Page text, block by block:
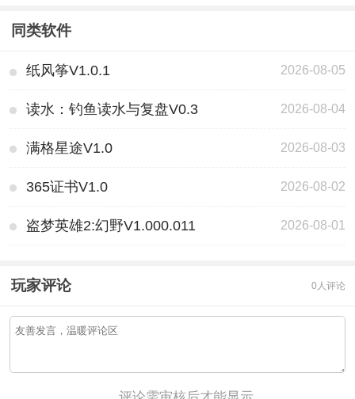
同类软件
纸风筝V1.0.1 2026-08-05
读水：钓鱼读水与复盘V0.3 2026-08-04
满格星途V1.0 2026-08-03
365证书V1.0 2026-08-02
盗梦英雄2:幻野V1.000.011 2026-08-01
玩家评论 0人评论